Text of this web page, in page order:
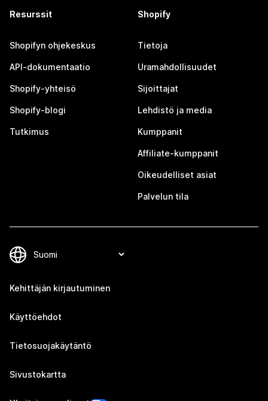
Resurssit
Shopifyn ohjekeskus
API-dokumentaatio
Shopify-yhteisö
Shopify-blogi
Tutkimus
Shopify
Tietoja
Uramahdollisuudet
Sijoittajat
Lehdistö ja media
Kumppanit
Affiliate-kumppanit
Oikeudelliset asiat
Palvelun tila
Kehittäjän kirjautuminen
Käyttöehdot
Tietosuojakäytäntö
Sivustokartta